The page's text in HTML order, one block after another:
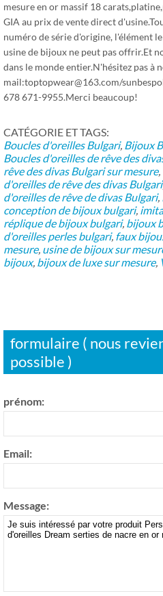
mesure en or massif 18
GIA au prix de vente direct
numéro de série d'origine, l'élément
usine de bijoux ne peut pas offrir.Et
dans le monde entier.N'hésitez pas à
mail:toptopwear@163.com/
678 671-9955.Merci beaucoup!
CATÉGORIE ET ​​TAGS:
Boucles d'oreilles Bulgari, Bijoux
Boucles d'oreilles de rêve des
rêve des divas Bulgari sur mesure,
d'oreilles de rêve des divas Bulgari
d'oreilles de rêve de divas Bulgari,
conception de bijoux bulgari,
réplique de bijoux bulgari, bijoux
d'oreilles perles bulgari, faux
mesure, usine de bijoux sur
bijoux, bijoux de luxe sur mesure,
formulaire ( nous
possible )
prénom:
Email:
Message: